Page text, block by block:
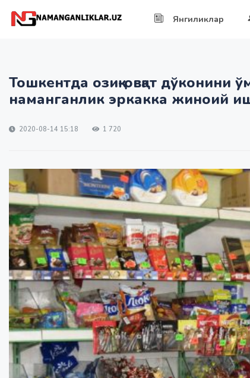
Янгиликлар
Тошкентда озиқ-овқат дўконини
наманганлик эркакка жиноий иш
2020-08-14 15:18 1 720